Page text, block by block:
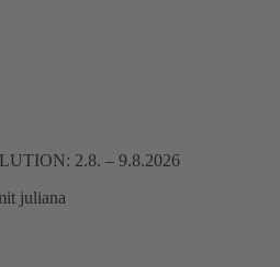
2.8. – 9.8.2026
juliana